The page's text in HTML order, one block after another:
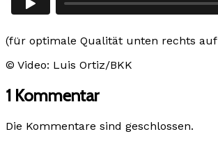
(für optimale Qualität unten rechts auf
© Video: Luis Ortiz/BKK
1 Kommentar
Die Kommentare sind geschlossen.